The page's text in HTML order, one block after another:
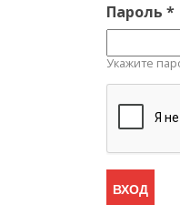
Пароль *
Укажите